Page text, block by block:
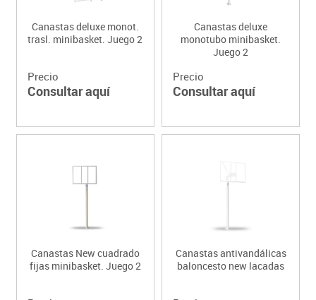
Canastas deluxe monot.
trasl. minibasket. Juego 2
Precio
Consultar aquí
Canastas deluxe
monotubo minibasket.
Juego 2
Precio
Consultar aquí
Canastas New cuadrado
fijas minibasket. Juego 2
Canastas antivandálicas
baloncesto new lacadas